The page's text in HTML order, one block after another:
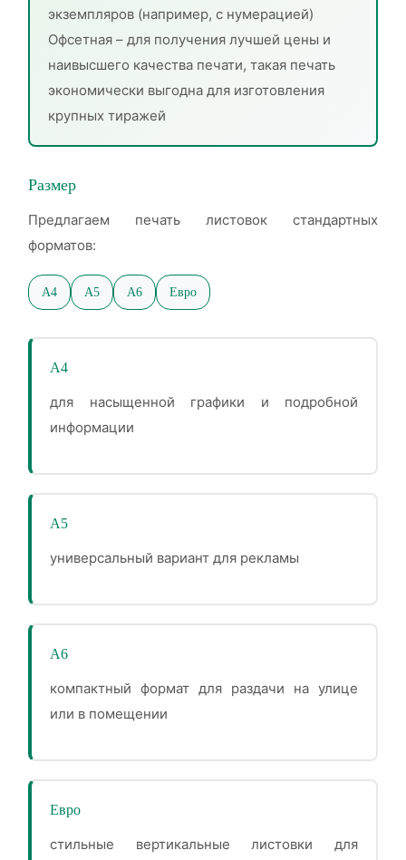
экземпляров (например, с нумерацией)
Офсетная – для получения лучшей цены и
наивысшего качества печати, такая печать
экономически выгодна для изготовления
крупных тиражей
Размер
Предлагаем печать листовок стандартных
форматов:
А4 А5 А6 Евро
А4
для насыщенной графики и подробной
информации
А5
универсальный вариант для рекламы
А6
компактный формат для раздачи на улице
или в помещении
Евро
стильные вертикальные листовки для